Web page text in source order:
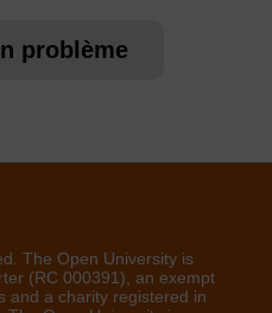
problème
The Open University is
(RC 000391), an exempt
and a charity registered in